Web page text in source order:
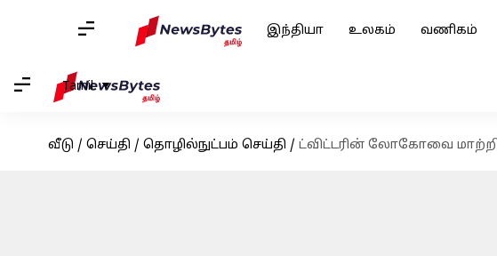
இந்தியா உலகம் வணிகம்
Tamil
வீடு / செய்தி / தொழில்நுட்பம் செய்தி / ட்விட்டரின் லோகோவை